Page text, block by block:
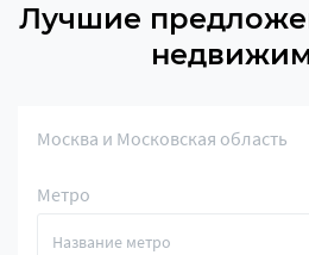
Лучшие
Москва и Московская область
Метро